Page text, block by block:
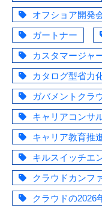
オフショア開発
ガートナー
カスタマージャ
カタログ型省力
ガバメントクラ
キャリアコンサ
キャリア教育推
キルスイッチエ
クラウドカンフ
クラウドの2026